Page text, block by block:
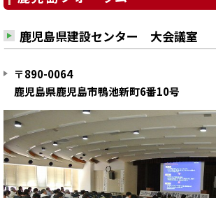
鹿児島県建設センター 大会議室
〒890-0064
鹿児島県鹿児島市鴨池新町6番10号